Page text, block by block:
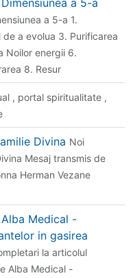
a 5-a 1.
a evolua 3. Purificarea
Noilor energii 6.
8. Resur
, portal spiritualitate ,
Divina Noi
Mesaj transmis de
Herman Vezane
Alba Medical -
in gasirea
la articolul
Alba Medical -